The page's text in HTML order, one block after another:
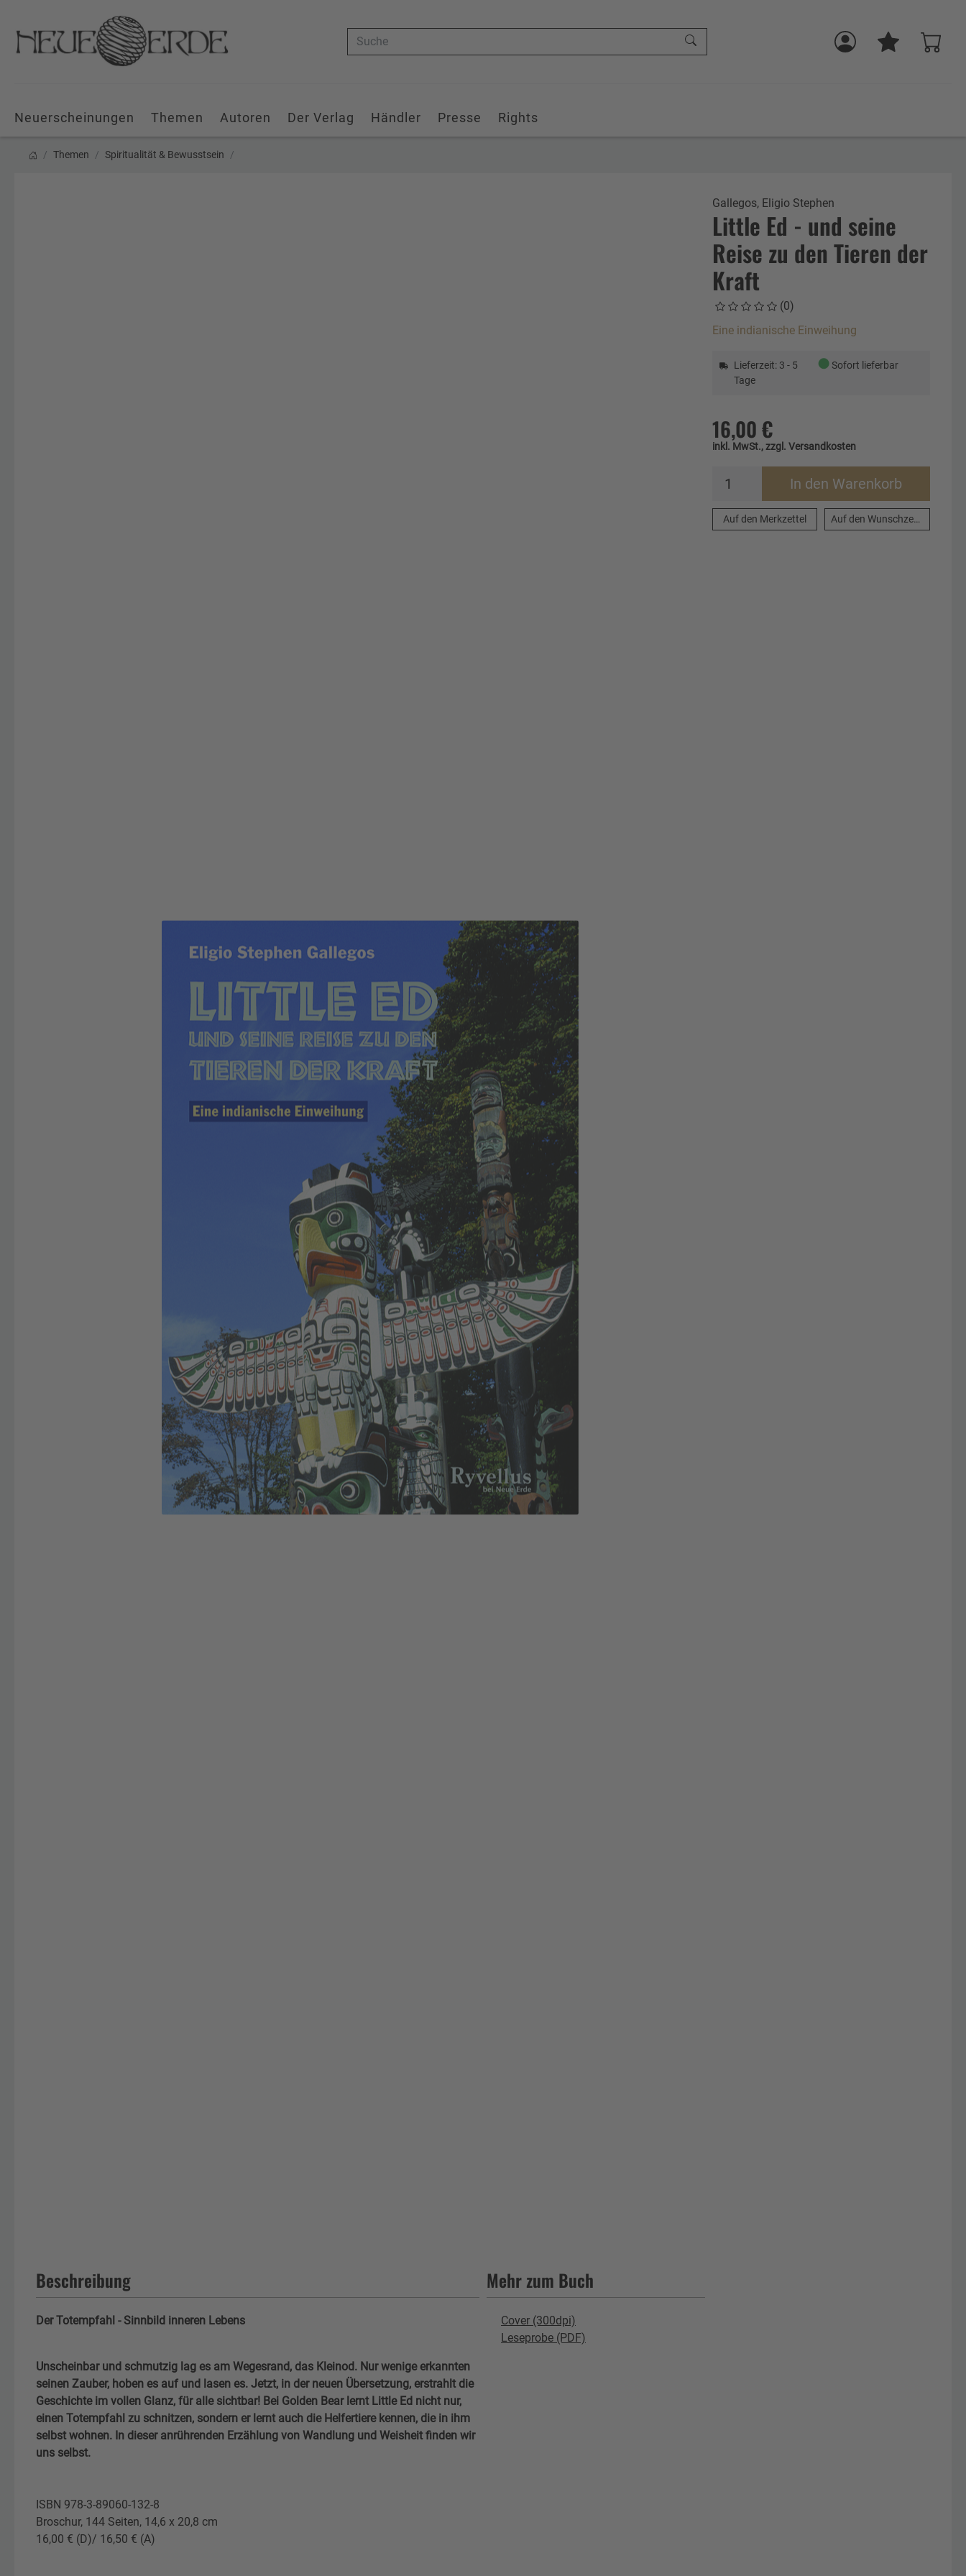
Suche
Neuerscheinungen Themen Autoren Der Verlag Händler Presse Rights
Themen Spiritualität & Bewusstsein
Gallegos, Eligio Stephen
Little Ed - und seine
Reise zu den Tieren der
Kraft
(0)
Eine indianische Einweihung
Lieferzeit: 3 - 5
Tage
●Sofort lieferbar
16,00 €
inkl. MwSt., zzgl. Versandkosten
In den Warenkorb
Auf den Merkzettel Auf den Wunschzettel
Beschreibung
Der Totempfahl - Sinnbild inneren Lebens
Unscheinbar und schmutzig lag es am Wegesrand, das Kleinod. Nur wenige erkannten
seinen Zauber, hoben es auf und lasen es. Jetzt, in der neuen Übersetzung, erstrahlt die
Geschichte im vollen Glanz, für alle sichtbar! Bei Golden Bear lernt Little Ed nicht nur,
einen Totempfahl zu schnitzen, sondern er lernt auch die Helfertiere kennen, die in ihm
selbst wohnen. In dieser anrührenden Erzählung von Wandlung und Weisheit finden wir
uns selbst.
ISBN 978-3-89060-132-8
Broschur, 144 Seiten, 14,6 x 20,8 cm
16,00 € (D)/ 16,50 € (A)
Mehr zum Buch
Cover (300dpi)
Leseprobe (PDF)